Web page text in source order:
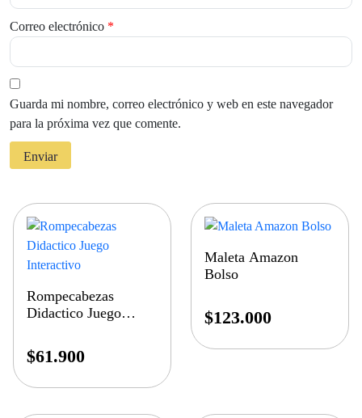
Correo electrónico *
Guarda mi nombre, correo electrónico y web en este navegador
para la próxima vez que comente.
Rompecabezas
Didactico Juego
$61.900
Maleta Amazon
Bolso
$123.000